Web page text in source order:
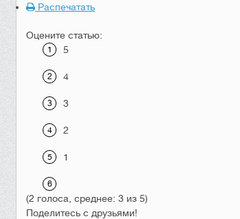
Распечатать
Оцените статью:
5
4
3
2
1
(2 голоса, среднее: 3 из 5)
Поделитесь с друзьями!